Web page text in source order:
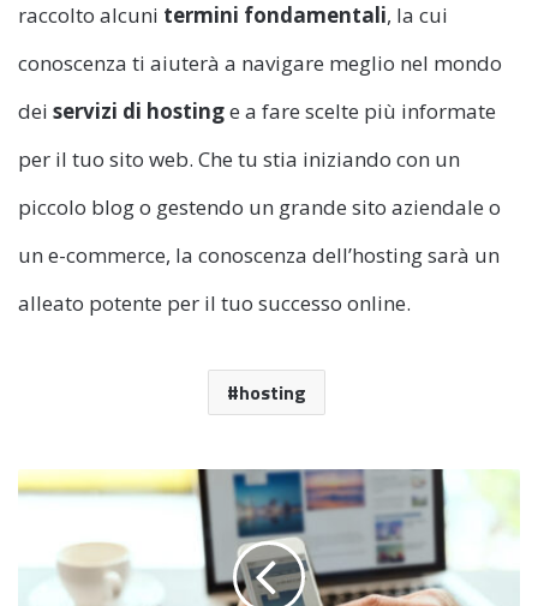
raccolto alcuni termini fondamentali, la cui
conoscenza ti aiuterà a navigare meglio nel mondo
dei servizi di hostinge a fare scelte più informate
per il tuo sito web. Che tu stia iniziando con un
piccolo blog o gestendo un grande sito aziendale o
un e-commerce, la conoscenza dell’hosting sarà un
alleato potente per il tuo successo online.
hosting